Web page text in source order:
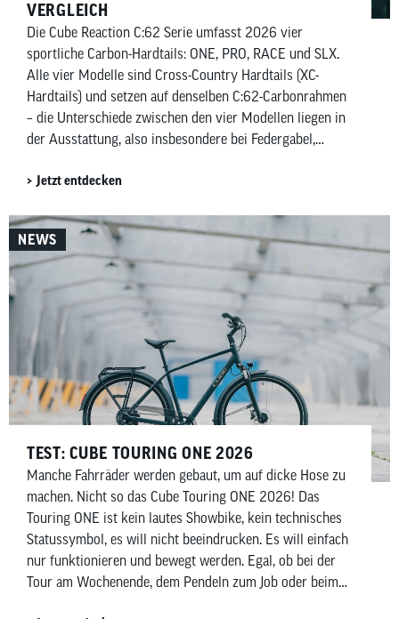
VERGLEICH
Die Cube Reaction C:62 Serie umfasst 2026 vier
sportliche Carbon-Hardtails: ONE, PRO, RACE und SLX.
Alle vier Modelle sind Cross-Country Hardtails (XC-
Hardtails) und setzen auf denselben C:62-Carbonrahmen
– die Unterschiede zwischen den vier Modellen liegen in
der Ausstattung, also insbesondere bei Federgabel,
variiert Gewicht und Preis. In diesem Vergleich zeigen
Unterschiede und versuchen zu klären, für wen sich
welches Cube Reaction C:62-Modell am besten eignet.
Jetzt entdecken
NEWS
TEST: CUBE TOURING ONE 2026
Manche Fahrräder werden gebaut, um auf dicke Hose zu
machen. Nicht so das Cube Touring ONE 2026! Das
Touring ONE ist kein lautes Showbike, kein technisches
Statussymbol, es will nicht beeindrucken. Es will einfach
nur funktionieren und bewegt werden. Egal, ob bei der
Tour am Wochenende, dem Pendeln zum Job oder beim